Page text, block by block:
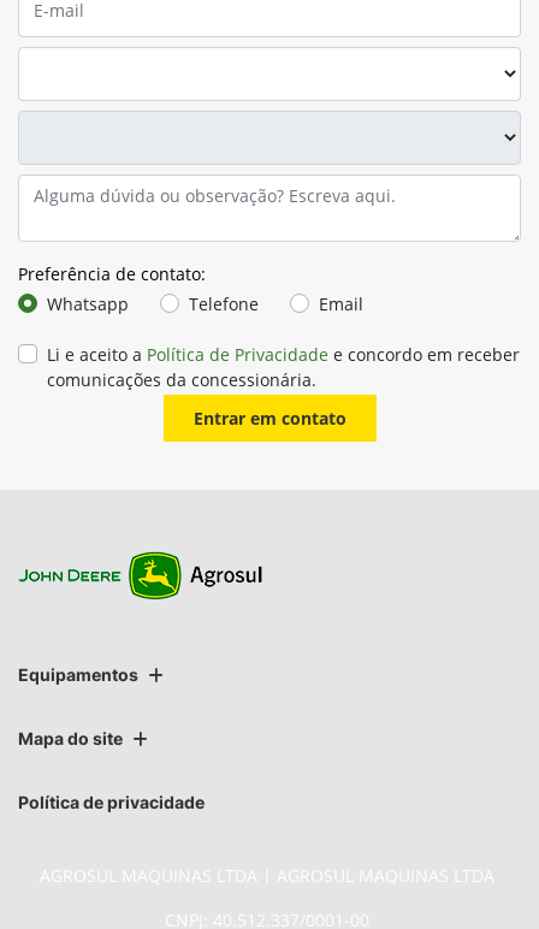
Preferência de contato:
Whatsapp
Telefone Email
Li e aceito a Política de Privacidade e concordo em receber
comunicações da concessionária.
Entrar em contato
Equipamentos
Mapa do site
Política de privacidade
AGROSUL MAQUINAS LTDA | AGROSUL MAQUINAS LTDA
CNPJ: 40.512.337/0001-00